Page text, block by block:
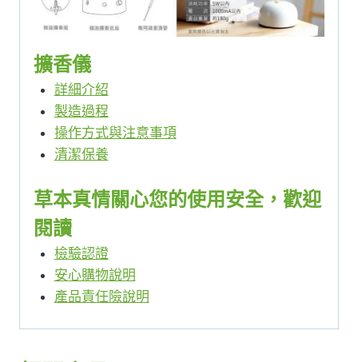
擴香儀
詳細介紹
製造過程
操作方式與注意事項
清潔保養
草本真情關心您的使用安全，歡迎
閱讀
檢驗認證
安心購物說明
產品責任險說明